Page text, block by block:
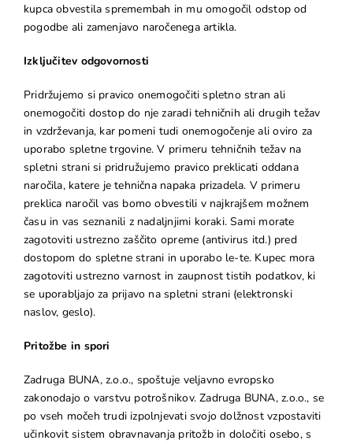
kupca obvestila spremembah in mu omogočil odstop od
pogodbe ali zamenjavo naročenega artikla.
Izključitev odgovornosti
Pridržujemo si pravico onemogočiti spletno stran ali
onemogočiti dostop do nje zaradi tehničnih ali drugih težav
in vzdrževanja, kar pomeni tudi onemogočenje ali oviro za
uporabo spletne trgovine. V primeru tehničnih težav na
spletni strani si pridružujemo pravico preklicati oddana
naročila, katere je tehnična napaka prizadela. V primeru
preklica naročil vas bomo obvestili v najkrajšem možnem
času in vas seznanili z nadaljnjimi koraki. Sami morate
zagotoviti ustrezno zaščito opreme (antivirus itd.) pred
dostopom do spletne strani in uporabo le-te. Kupec mora
zagotoviti ustrezno varnost in zaupnost tistih podatkov, ki
se uporabljajo za prijavo na spletni strani (elektronski
naslov, geslo).
Pritožbe in spori
Zadruga BUNA, z.o.o., spoštuje veljavno evropsko
zakonodajo o varstvu potrošnikov. Zadruga BUNA, z.o.o., se
po vseh močeh trudi izpolnjevati svojo dolžnost vzpostaviti
učinkovit sistem obravnavanja pritožb in določiti osebo, s